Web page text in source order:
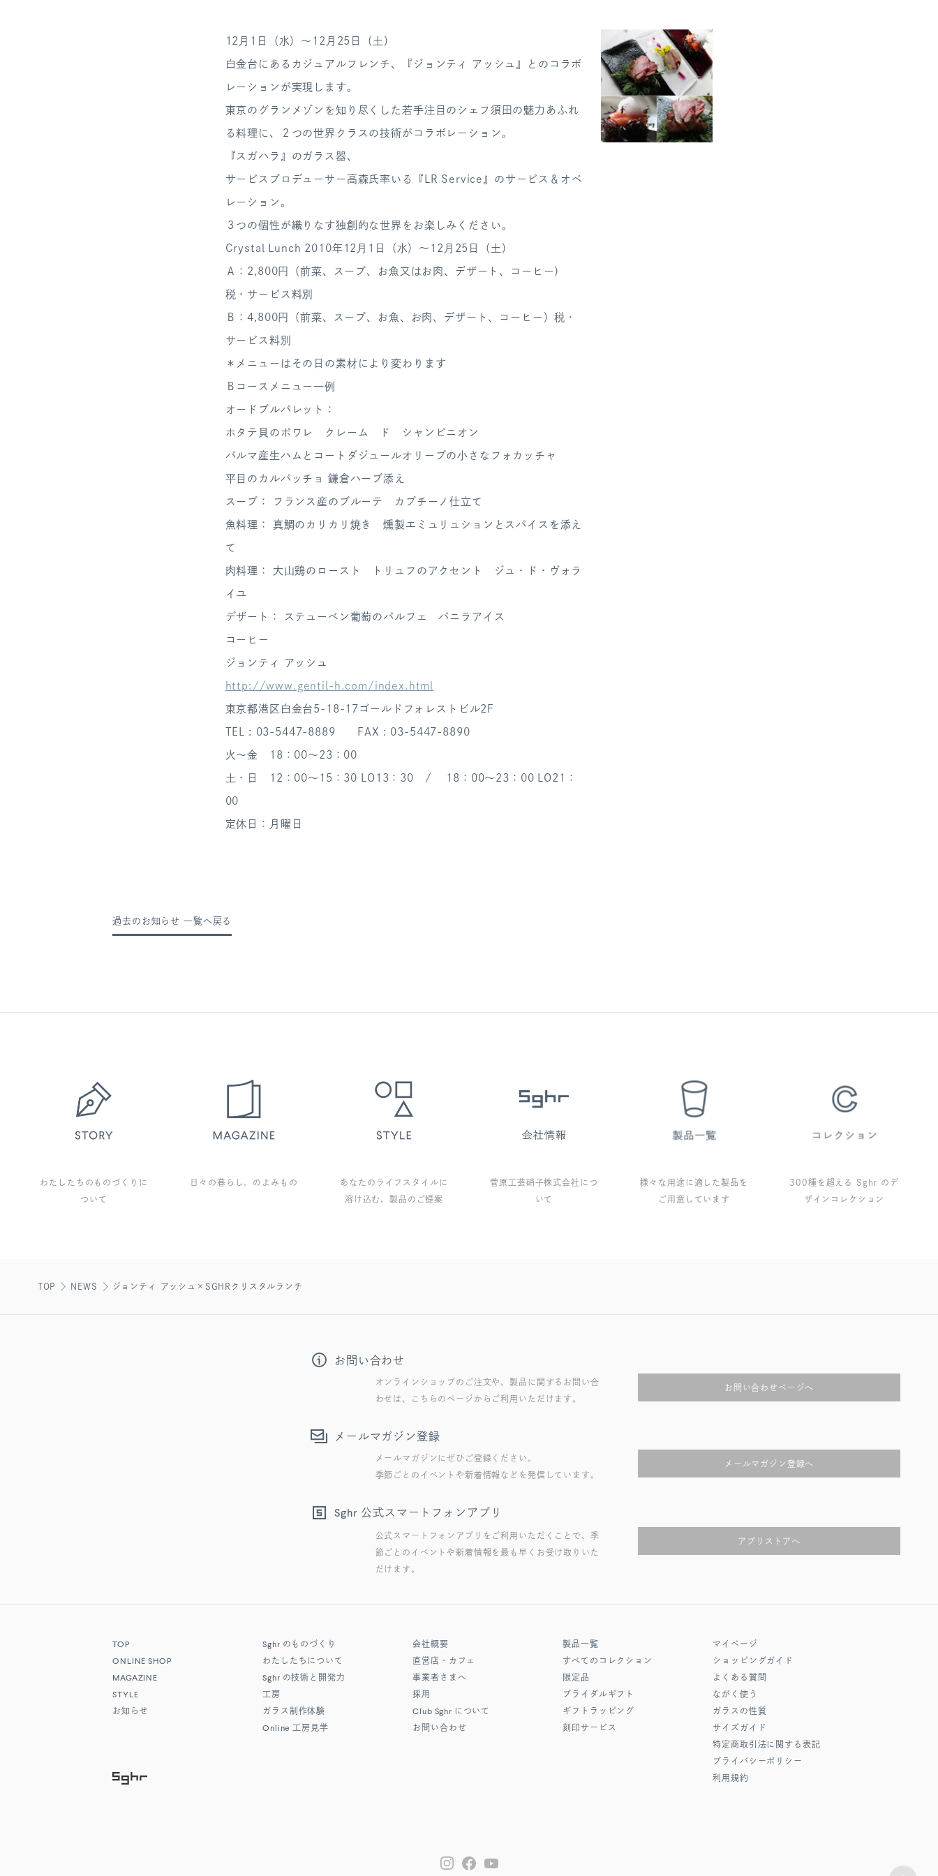
12月1日（水）〜12月25日（土）
白金台にあるカジュアルフレンチ、『ジョンティ アッシュ』とのコラボ
レーションが実現します。
東京のグランメゾンを知り尽くした若手注目のシェフ須田の魅力あふれ
る料理に、２つの世界クラスの技術がコラボレーション。
『スガハラ』のガラス器、
サービスプロデューサー高森氏率いる『LR Service』のサービス＆オペ
レーション。
３つの個性が織りなす独創的な世界をお楽しみください。
Crystal Lunch 2010年12月1日（水）〜12月25日（土）
Ａ：2,800円（前菜、スープ、お魚又はお肉、デザート、コーヒー）
税・サービス料別
Ｂ：4,800円（前菜、スープ、お魚、お肉、デザート、コーヒー）税・
サービス料別
＊メニューはその日の素材により変わります
Ｂコースメニュー一例
オードブルパレット：
ホタテ貝のポワレ クレーム ド シャンピニオン
パルマ産生ハムとコートダジュールオリーブの小さなフォカッチャ
平目のカルパッチョ 鎌倉ハーブ添え
スープ： フランス産のブルーテ カプチーノ仕立て
魚料理： 真鯛のカリカリ焼き 燻製エミュリュションとスパイスを添え
て
肉料理： 大山鶏のロースト トリュフのアクセント ジュ・ド・ヴォラ
イユ
デザート： ステューベン葡萄のパルフェ バニラアイス
コーヒー
ジョンティ アッシュ
http://www.gentil-h.com/index.html
東京都港区白金台5-18-17ゴールドフォレストビル2F
TEL : 03-5447-8889 FAX : 03-5447-8890
火～金 18：00～23：00
土・日 12：00～15：30 LO13：30 / 18：00～23：00 LO21：
00
定休日：月曜日
過去のお知らせ 一覧へ戻る
わたしたちのものづくりに
ついて
日々の暮らし。のよみもの
あなたのライフスタイルに
溶け込む、製品のご提案
菅原工芸硝子株式会社につ
いて
様々な用途に適した製品を
ご用意しています
300種を超える Sghr のデ
ザインコレクション
TOP NEWS ジョンティ アッシュ×SGHRクリスタルランチ
お問い合わせ
オンラインショップのご注文や、製品に関するお問い合
わせは、こちらのページからご利用いただけます。
お問い合わせページへ
メールマガジン登録
メールマガジンにぜひご登録ください。
季節ごとのイベントや新着情報などを発信しています。
メールマガジン登録へ
Sghr 公式スマートフォンアプリ
公式スマートフォンアプリをご利用いただくことで、季
節ごとのイベントや新着情報を最も早くお受け取りいた
だけます。
アプリストアへ
TOP
ONLINE SHOP
MAGAZINE
STYLE
お知らせ
Sghr のものづくり
わたしたちについて
Sghr の技術と開発力
工房
ガラス制作体験
Online 工房見学
会社概要
直営店・カフェ
事業者さまへ
採用
Club Sghr について
お問い合わせ
製品一覧
すべてのコレクション
限定品
ブライダルギフト
ギフトラッピング
刻印サービス
マイページ
ショッピングガイド
よくある質問
ながく使う
ガラスの性質
サイズガイド
特定商取引法に関する表記
プライバシーポリシー
利用規約